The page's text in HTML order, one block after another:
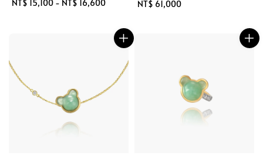
Regular
NT$ 15,100 - NT$ 16,600
Regular
NT$ 61,000